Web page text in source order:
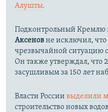
Алушты.
Подконтрольный Кремлю
Аксеновне исключил,
чрезвычайной ситуацию
Он также утверждал, что
засушливым за 150 лет
Власти России выделили
строительство новых